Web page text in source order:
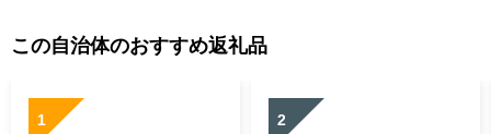
この自治体のおすすめ返礼品
1 2